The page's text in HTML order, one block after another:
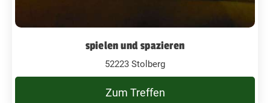
spielen und spazieren
52223 Stolberg
Zum Treffen